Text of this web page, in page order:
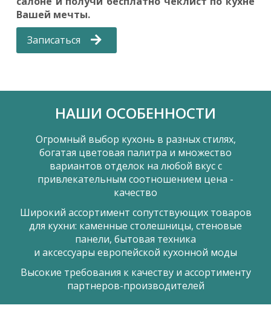
Вашей мечты.
Записаться
НАШИ ОСОБЕННОСТИ
Огромный выбор кухонь в разных стилях,
богатая цветовая палитра и множество
вариантов отделок на любой вкус с
привлекательным соотношением цена -
качество
Широкий ассортимент сопутствующих товаров
для кухни: каменные столешницы, стеновые
панели, бытовая техника
и аксессуары европейской кухонной моды
Высокие требования к качеству и ассортименту
партнеров-производителей